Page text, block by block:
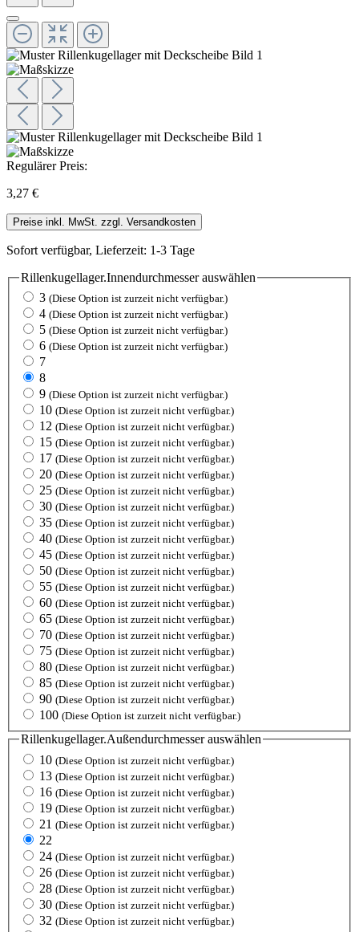
Regulärer Preis:
3,27 €
Preise inkl. MwSt. zzgl. Versandkosten
Sofort verfügbar, Lieferzeit: 1-3 Tage
Rillenkugellager.Innendurchmesserauswählen
3 (Diese Option ist zurzeit nicht verfügbar.)
4 (Diese Option ist zurzeit nicht verfügbar.)
5 (Diese Option ist zurzeit nicht verfügbar.)
6 (Diese Option ist zurzeit nicht verfügbar.)
7
8
9 (Diese Option ist zurzeit nicht verfügbar.)
10 (Diese Option ist zurzeit nicht verfügbar.)
12 (Diese Option ist zurzeit nicht verfügbar.)
15 (Diese Option ist zurzeit nicht verfügbar.)
17 (Diese Option ist zurzeit nicht verfügbar.)
20 (Diese Option ist zurzeit nicht verfügbar.)
25 (Diese Option ist zurzeit nicht verfügbar.)
30 (Diese Option ist zurzeit nicht verfügbar.)
35 (Diese Option ist zurzeit nicht verfügbar.)
40 (Diese Option ist zurzeit nicht verfügbar.)
45 (Diese Option ist zurzeit nicht verfügbar.)
50 (Diese Option ist zurzeit nicht verfügbar.)
55 (Diese Option ist zurzeit nicht verfügbar.)
60 (Diese Option ist zurzeit nicht verfügbar.)
65 (Diese Option ist zurzeit nicht verfügbar.)
70 (Diese Option ist zurzeit nicht verfügbar.)
75 (Diese Option ist zurzeit nicht verfügbar.)
80 (Diese Option ist zurzeit nicht verfügbar.)
85 (Diese Option ist zurzeit nicht verfügbar.)
90 (Diese Option ist zurzeit nicht verfügbar.)
100 (Diese Option ist zurzeit nicht verfügbar.)
Rillenkugellager.Außendurchmesserauswählen
10 (Diese Option ist zurzeit nicht verfügbar.)
13 (Diese Option ist zurzeit nicht verfügbar.)
16 (Diese Option ist zurzeit nicht verfügbar.)
19 (Diese Option ist zurzeit nicht verfügbar.)
21 (Diese Option ist zurzeit nicht verfügbar.)
22
24 (Diese Option ist zurzeit nicht verfügbar.)
26 (Diese Option ist zurzeit nicht verfügbar.)
28 (Diese Option ist zurzeit nicht verfügbar.)
30 (Diese Option ist zurzeit nicht verfügbar.)
32 (Diese Option ist zurzeit nicht verfügbar.)